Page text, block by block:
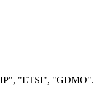
"ETSI", "GDMO".